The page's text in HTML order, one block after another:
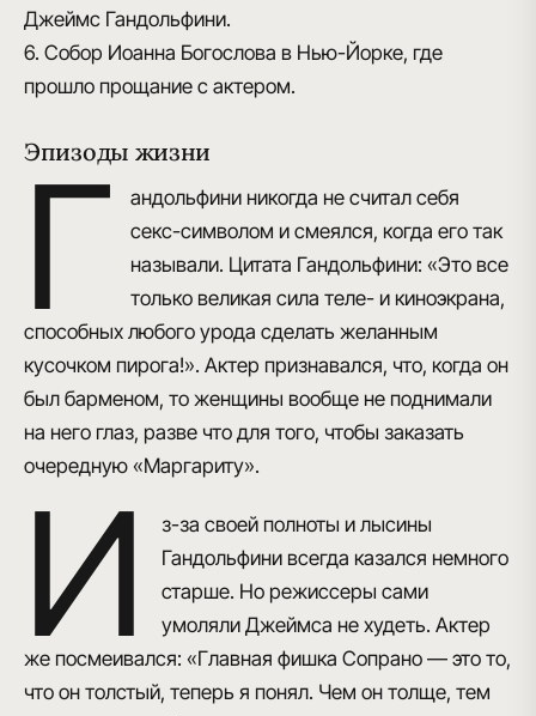
Джеймс Гандольфини.
6. Cобор Иоанна Богослова в Нью-Йорке, где
прошло прощание с актером.
Эпизоды жизни
Г
андольфини никогда не считал себя
секс-символом и смеялся, когда его так
называли. Цитата Гандольфини: «Это все
только великая сила теле- и киноэкрана,
способных любого урода сделать желанным
кусочком пирога!». Актер признавался, что, когда он
был барменом, то женщины вообще не поднимали
на него глаз, разве что для того, чтобы заказать
очередную «Маргариту».
И
з-за своей полноты и лысины
Гандольфини всегда казался немного
старше. Но режиссеры сами
умоляли Джеймса не худеть. Актер
же посмеивался: «Главная фишка Сопрано — это то,
что он толстый, теперь я понял. Чем он толще, тем